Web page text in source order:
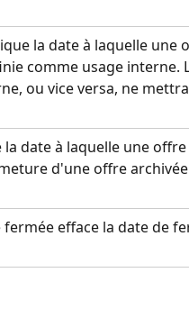
la date à laquelle une
comme usage
ou vice versa, ne
date à laquelle une
d'une offre
efface la date de